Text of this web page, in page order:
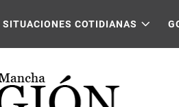
SITUACIONES COTIDIANAS